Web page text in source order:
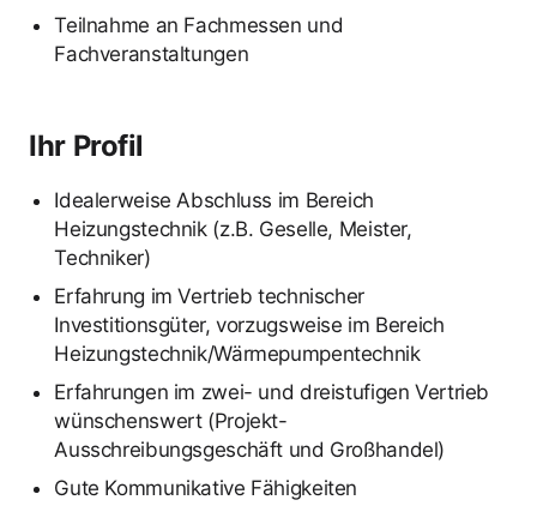
Teilnahme an Fachmessen und
Fachveranstaltungen
Ihr Profil
Idealerweise Abschluss im Bereich
Heizungstechnik (z.B. Geselle, Meister,
Techniker)
Erfahrung im Vertrieb technischer
Investitionsgüter, vorzugsweise im Bereich
Heizungstechnik/Wärmepumpentechnik
Erfahrungen im zwei- und dreistufigen Vertrieb
wünschenswert (Projekt-
Ausschreibungsgeschäft und Großhandel)
Gute Kommunikative Fähigkeiten